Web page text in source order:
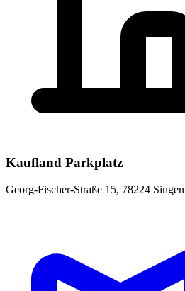
Kaufland Parkplatz
Georg-Fischer-Straße 15, 78224 Singen